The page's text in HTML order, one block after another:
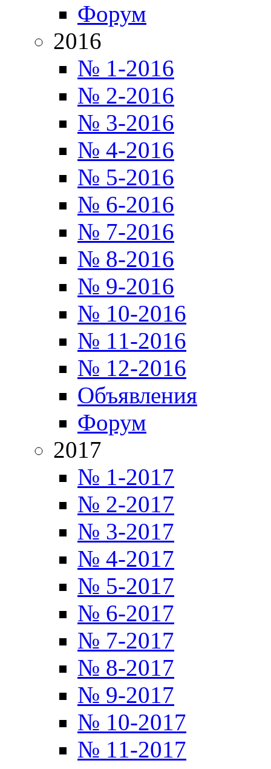
Форум
2016
№ 1-2016
№ 2-2016
№ 3-2016
№ 4-2016
№ 5-2016
№ 6-2016
№ 7-2016
№ 8-2016
№ 9-2016
№ 10-2016
№ 11-2016
№ 12-2016
Объявления
Форум
2017
№ 1-2017
№ 2-2017
№ 3-2017
№ 4-2017
№ 5-2017
№ 6-2017
№ 7-2017
№ 8-2017
№ 9-2017
№ 10-2017
№ 11-2017